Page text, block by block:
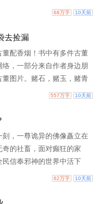
亡的镰刀悬挂所有人头上\n
抽到了限定款载具——大巴
身空间里特殊加成的蔬菜果
一块钱斤斤计较时，江未央
68万字 10天前
去捡漏
董配香烟！书中有多件古董
，一部分来自作者身边朋
图片。赌石，赌玉，赌青
宝！“八嘎，我们从华夏抢
手插兜，一手拎着麻袋，
557万字 10天前
刻，一尊诡异的佛像矗立在
的社畜，面对癫狂的家
民信奉邪神的世界中活下
也是神！什么神？门神！
62万字 10天前